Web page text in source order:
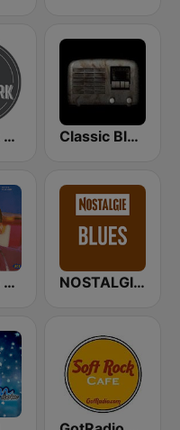
Aardvark Blues FM Classic Blues Radio
GotRadio - Bit O' Blues NOSTALGIE Blues